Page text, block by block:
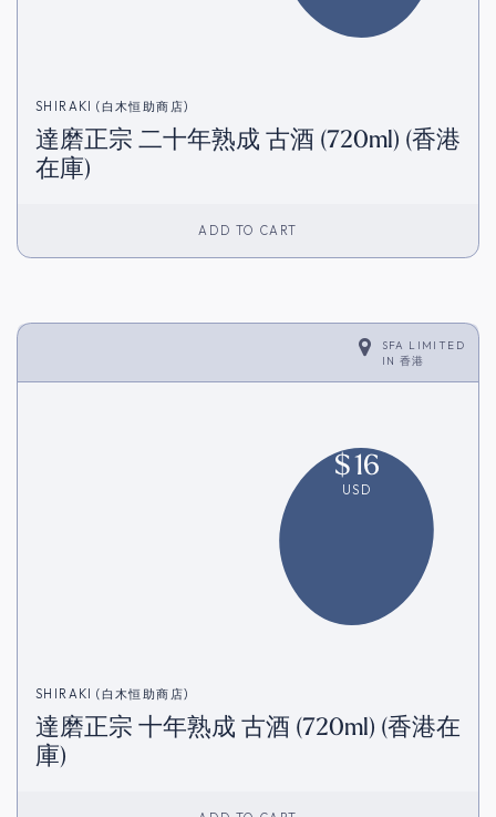
SHIRAKI (白木恒助商店)
達磨正宗 二十年熟成 古酒 (720ml) (香港
在庫)
ADD TO CART
SFA LIMITED
IN 香港
$16
USD
SHIRAKI (白木恒助商店)
達磨正宗 十年熟成 古酒 (720ml) (香港在
庫)